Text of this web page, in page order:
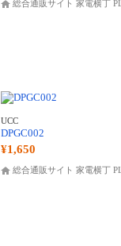
総合通販サイト 家電横丁
UCC
DPGC002
¥1,650
総合通販サイト 家電横丁